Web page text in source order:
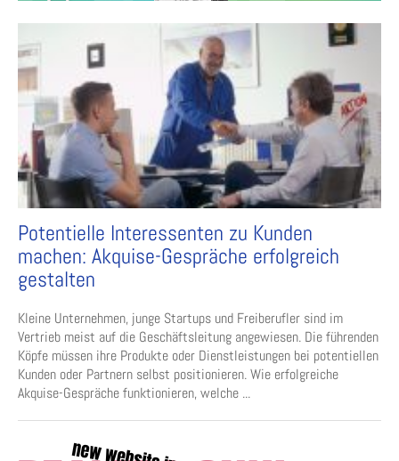
Potentielle Interessenten zu Kunden
machen: Akquise-Gespräche erfolgreich
gestalten
Kleine Unternehmen, junge Startups und Freiberufler sind im
Vertrieb meist auf die Geschäftsleitung angewiesen. Die führenden
Köpfe müssen ihre Produkte oder Dienstleistungen bei potentiellen
Kunden oder Partnern selbst positionieren. Wie erfolgreiche
Akquise-Gespräche funktionieren, welche ...